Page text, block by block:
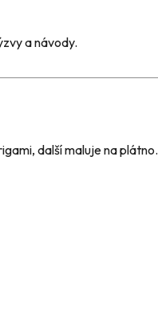
a návody.
další maluje na